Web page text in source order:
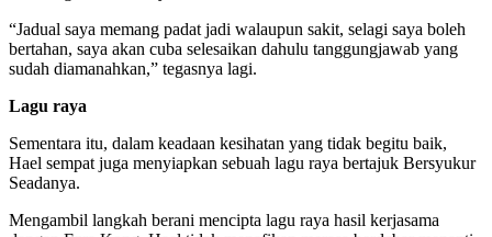
“Jadual saya memang padat jadi walaupun sakit, selagi saya boleh
bertahan, saya akan cuba selesaikan dahulu tanggungjawab yang
sudah diamanahkan,” tegasnya lagi.
Lagu raya
Sementara itu, dalam keadaan kesihatan yang tidak begitu baik,
Hael sempat juga menyiapkan sebuah lagu raya bertajuk Bersyukur
Seadanya.
Mengambil langkah berani mencipta lagu raya hasil kerjasama